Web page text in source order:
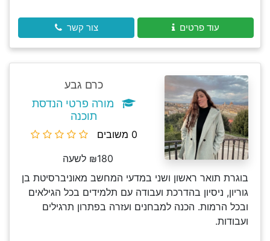
עוד פרטים צור קשר
כרם גבע
מורה פרטי הנדסת
תוכנה
0 משובים
₪180 לשעה
בוגרת תואר ראשון ושני במדעי המחשב מאוניברסיטת בן
גוריון, ניסיון בהדרכת ועבודה עם תלמידים בכל הגילאים
ובכל הרמות. הכנה למבחנים ועזרה בפתרון תרגילים
ועבודות.